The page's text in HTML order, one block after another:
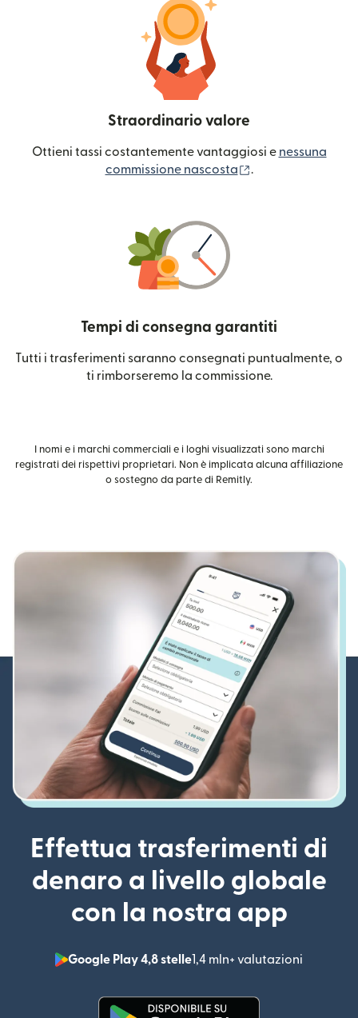
Straordinario valore
Ottieni tassi costantemente vantaggiosi e nessuna
commissione nascosta
.
Tempi di consegna garantiti
Tutti i trasferimenti saranno consegnati puntualmente, o
ti rimborseremo la commissione.
I nomi e i marchi commerciali e i loghi visualizzati sono marchi
registrati dei rispettivi proprietari. Non è implicata alcuna affiliazione
o sostegno da parte di Remitly.
Effettua trasferimenti di
denaro a livello globale
con la nostra app
Google Play 4,8 stelle1,4 mln+ valutazioni